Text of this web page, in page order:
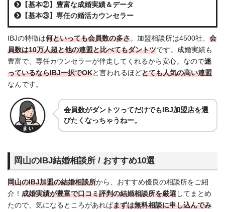
【基本②】豊富な成婚実績＆データ
【基本③】専任の婚活カウンセラー
IBJの特徴は何といっても会員数の多さ。加盟相談所は4500社、 会
員数は10万人超と他の連盟と比べてもダントツです。成婚実績も
豊富で、専任カウンセラーが伴走してくれるから安心。なので迷
っているならIBJ一択でOKと言われるほどとても人気の高い連盟
なんです。
会員数がダントツってだけでもIBJ加盟店を選
びたくなっちゃうねー。
岡山のIBJ結婚相談所 / おすすめ10選
岡山のIBJ加盟の結婚相談所から、おすすめ優良の相談所をご紹
介！ 成婚実績が豊富で口コミ評判の結婚相談所を厳選してまとめ
たので、気になるところがあればまずは無料相談に申し込んでみ